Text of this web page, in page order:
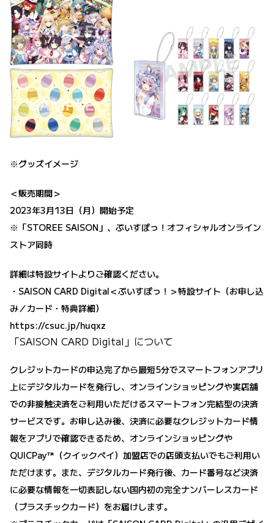
※グッズイメージ
＜販売期間＞
2023年3月13日（月）開始予定
※「STOREE SAISON」、ぶいすぽっ！オフィシャルオンライン
ストア同時
詳細は特設サイトよりご確認ください。
・SAISON CARD Digital＜ぶいすぽっ！＞特設サイト（お申し込
み／カード・特典詳細）
https://csuc.jp/huqxz
「SAISON CARD Digital」について
クレジットカードの申込完了から最短5分でスマートフォンアプリ
上にデジタルカードを発行し、オンラインショッピングや実店舗
での非接触決済をご利用いただけるスマートフォン完結型の決済
サービスです。お申し込み後、決済に必要なクレジットカード情
報をアプリで確認できるため、オンラインショッピングや
QUICPay™（クイックペイ）加盟店での店頭支払いでもご利用い
ただけます。また、デジタルカード発行後、カード番号など決済
に必要な情報を一切表記しない国内初の完全ナンバーレスカード
（プラスチックカード）をお届けします。